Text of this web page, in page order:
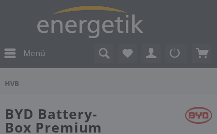
Menü
HVB
BYD Battery-
Box Premium